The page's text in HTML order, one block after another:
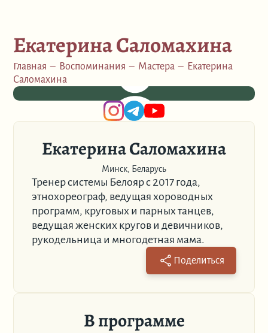
Екатерина Саломахина
Главная – Воспоминания – Мастера – Екатерина
Саломахина
Екатерина Саломахина
Минск, Беларусь
Тренер системы Белояр с 2017 года,
этнохореограф, ведущая хороводных
программ, круговых и парных танцев,
ведущая женских кругов и девичников,
рукодельница и многодетная мама.
Поделиться
В программе